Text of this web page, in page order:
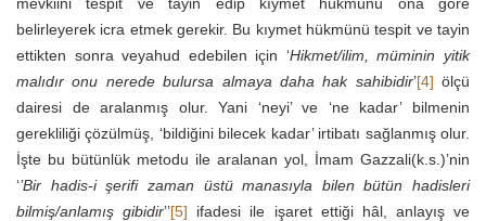
belirleyerek icra etmek gerekir. Bu kıymet hükmünü tespit ve tayin
ettikten sonra veyahud edebilen için ‘Hikmet/ilim, müminin yitik
malıdır onu nerede bulursa almaya daha hak sahibidir’[4] ölçü
dairesi de aralanmış olur. Yani ‘neyi’ ve ‘ne kadar’ bilmenin
gerekliliği çözülmüş, ‘bildiğini bilecek kadar’ irtibatı sağlanmış olur.
İşte bu bütünlük metodu ile aralanan yol, İmam Gazzali(k.s.)’nin
‘’Bir hadis-i şerifi zaman üstü manasıyla bilen bütün hadisleri
bilmiş/anlamış gibidir’’[5] ifadesi ile işaret ettiği hâl, anlayış ve